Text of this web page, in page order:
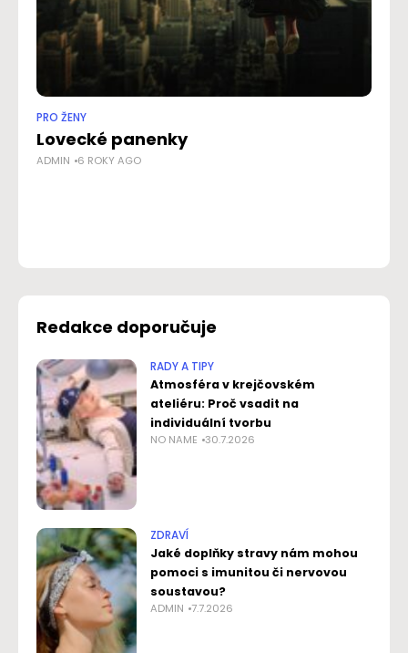
PRO ŽENY
Lovecké panenky
ADMIN 6 ROKY AGO
Redakce doporučuje
RADY A TIPY
Atmosféra v krejčovském
ateliéru: Proč vsadit na
individuální tvorbu
NO NAME 30.7.2026
ZDRAVÍ
Jaké doplňky stravy nám mohou
pomoci s imunitou či nervovou
soustavou?
ADMIN 7.7.2026